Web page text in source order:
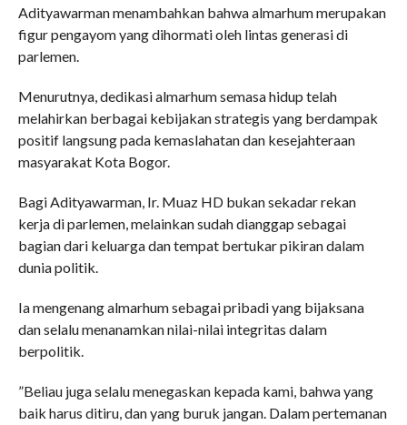
​Adityawarman menambahkan bahwa almarhum merupakan
figur pengayom yang dihormati oleh lintas generasi di
parlemen.
Menurutnya, dedikasi almarhum semasa hidup telah
melahirkan berbagai kebijakan strategis yang berdampak
positif langsung pada kemaslahatan dan kesejahteraan
masyarakat Kota Bogor.
​Bagi Adityawarman, Ir. Muaz HD bukan sekadar rekan
kerja di parlemen, melainkan sudah dianggap sebagai
bagian dari keluarga dan tempat bertukar pikiran dalam
dunia politik.
Ia mengenang almarhum sebagai pribadi yang bijaksana
dan selalu menanamkan nilai-nilai integritas dalam
berpolitik.
​”Beliau juga selalu menegaskan kepada kami, bahwa yang
baik harus ditiru, dan yang buruk jangan. Dalam pertemanan